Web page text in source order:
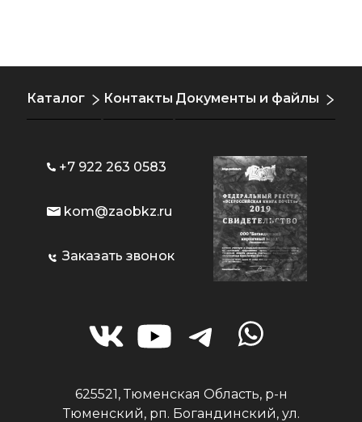
Каталог Контакты Документы и файлы
+7 922 263 0583
kom@zaobkz.ru
Заказать звонок
625521, Тюменская Область, р-н
Тюменский, рп. Богандинский, ул.